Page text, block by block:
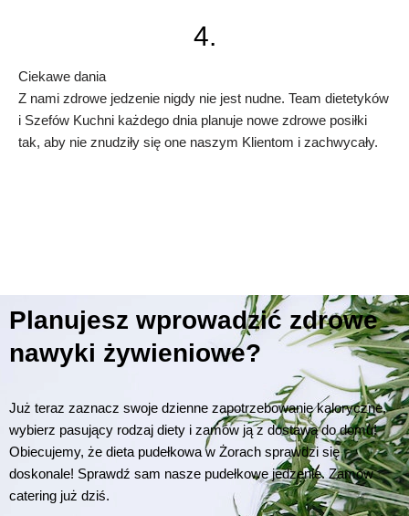
4.
Ciekawe dania
Z nami zdrowe jedzenie nigdy nie jest nudne. Team dietetyków
i Szefów Kuchni każdego dnia planuje nowe zdrowe posiłki
tak, aby nie znudziły się one naszym Klientom i zachwycały.
Planujesz wprowadzić zdrowe
nawyki żywieniowe?
Już teraz zaznacz swoje dzienne zapotrzebowanie kaloryczne,
wybierz pasujący rodzaj diety i zamów ją z dostawą do domu!
Obiecujemy, że dieta pudełkowa w Żorach sprawdzi się
doskonale! Sprawdź sam nasze pudełkowe jedzenie. Zamów
catering już dziś.